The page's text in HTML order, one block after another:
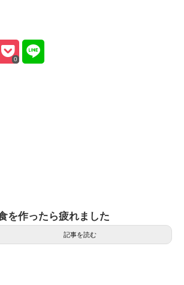
0
を作ったら疲れました
記事を読む